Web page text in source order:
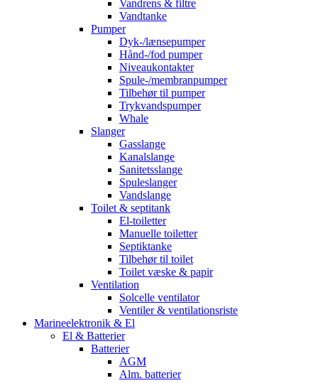
Vandrens & filtre
Vandtanke
Pumper
Dyk-/lænsepumper
Hånd-/fod pumper
Niveaukontakter
Spule-/membranpumper
Tilbehør til pumper
Trykvandspumper
Whale
Slanger
Gasslange
Kanalslange
Sanitetsslange
Spuleslanger
Vandslange
Toilet & septitank
El-toiletter
Manuelle toiletter
Septiktanke
Tilbehør til toilet
Toilet væske & papir
Ventilation
Solcelle ventilator
Ventiler & ventilationsriste
Marineelektronik & El
El & Batterier
Batterier
AGM
Alm. batterier